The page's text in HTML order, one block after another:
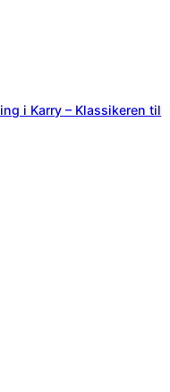
i Karry – Klassikeren til